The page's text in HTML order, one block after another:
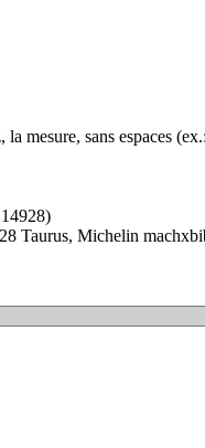
mesure, sans espaces
Taurus, Michelin